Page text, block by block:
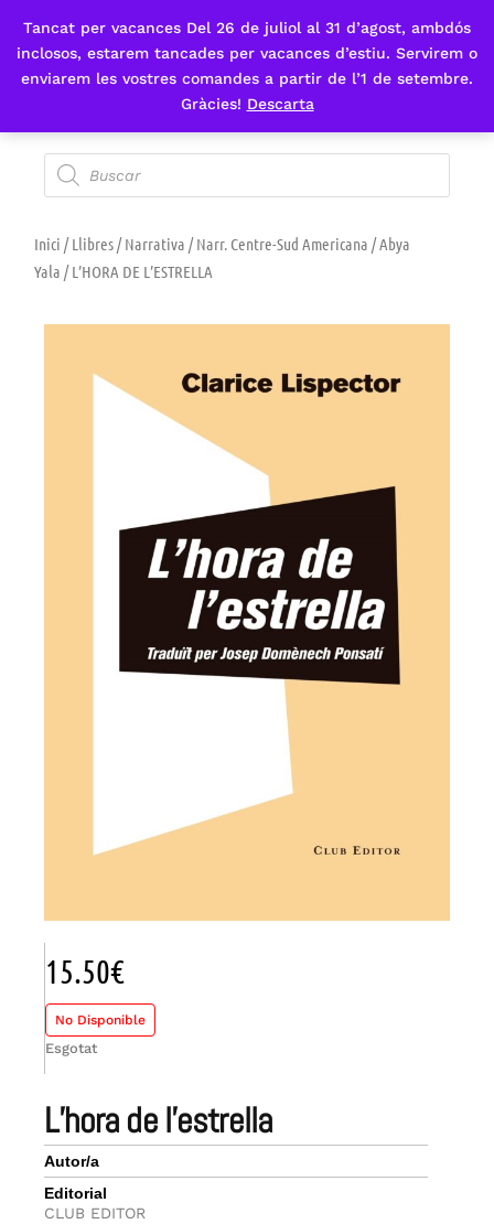
Tancat per vacances Del 26 de juliol al 31 d’agost, ambdós
inclosos, estarem tancades per vacances d’estiu. Servirem o
enviarem les vostres comandes a partir de l’1 de setembre.
Gràcies! Descarta
Fes-te'n sòcia
Inici /Llibres/Narrativa /Narr. Centre-Sud Americana / Abya
Yala / L’HORA DE L’ESTRELLA
l’hora de l’estrella
Autor/a
Editorial
CLUB EDITOR
15.50€
No Disponible
Esgotat